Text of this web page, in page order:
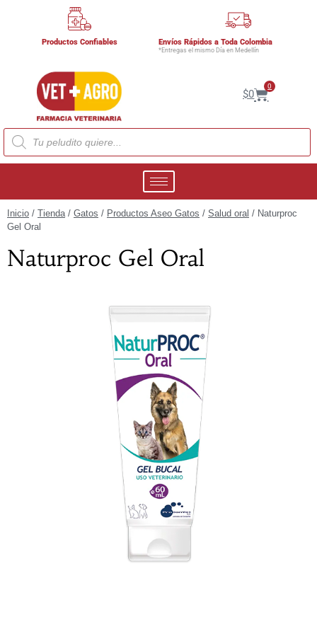
Productos Confiables Envíos Rápidos a Toda Colombia
*Entregas el mismo Día en Medellín
$0
0
Inicio / Tienda/ Gatos / Productos Aseo Gatos / Salud oral / Naturproc
Gel Oral
Naturproc Gel Oral